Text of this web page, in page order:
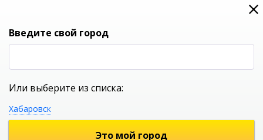
0
УНИВЕРСАЛЬНЫЙ ИНТЕРНЕТ МАГАЗИН
Введите свой город
Или выберите из списка:
Хабаровск
Это мой город